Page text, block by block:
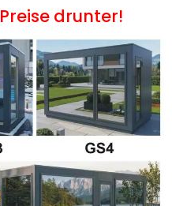
Preise drunter!